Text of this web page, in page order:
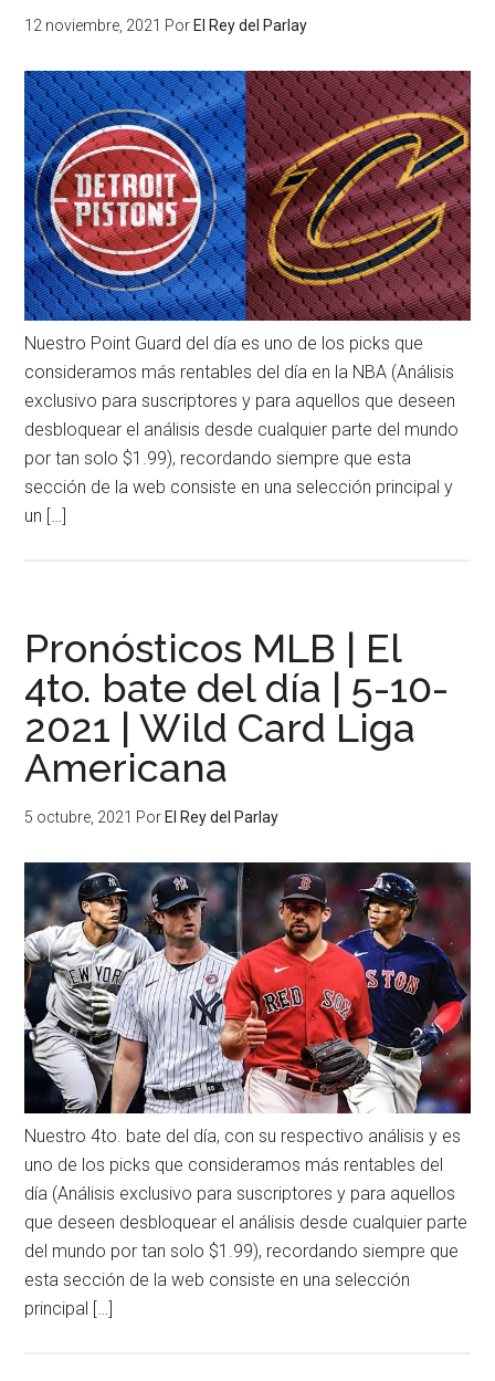
12 noviembre, 2021 Por El Rey del Parlay
Nuestro Point Guard del día es uno de los picks que
consideramos más rentables del día en la NBA (Análisis
exclusivo para suscriptores y para aquellos que deseen
desbloquear el análisis desde cualquier parte del mundo
por tan solo $1.99), recordando siempre que esta
sección de la web consiste en una selección principal y
un […]
Pronósticos MLB | El
4to. bate del día | 5-10-
2021 | Wild Card Liga
Americana
5 octubre, 2021 Por El Rey del Parlay
Nuestro 4to. bate del día, con su respectivo análisis y es
uno de los picks que consideramos más rentables del
día (Análisis exclusivo para suscriptores y para aquellos
que deseen desbloquear el análisis desde cualquier parte
del mundo por tan solo $1.99), recordando siempre que
esta sección de la web consiste en una selección
principal […]